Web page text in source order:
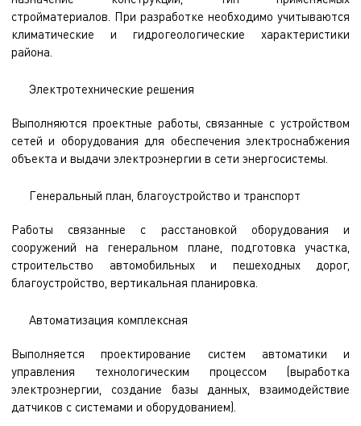
стройматериалов. При разработке необходимо учитываются
климатические и гидрогеологические характеристики
района.
Электротехнические решения
Выполняются проектные работы, связанные с устройством
сетей и оборудования для обеспечения электроснабжения
объекта и выдачи электроэнергии в сети энергосистемы.
Генеральный план, благоустройство и транспорт
Работы связанные с расстановкой оборудования и
сооружений на генеральном плане, подготовка участка,
строительство автомобильных и пешеходных дорог,
благоустройство, вертикальная планировка.
Автоматизация комплексная
Выполняется проектирование систем автоматики и
управления технологическим процессом (выработка
электроэнергии, создание базы данных, взаимодействие
датчиков с системами и оборудованием).